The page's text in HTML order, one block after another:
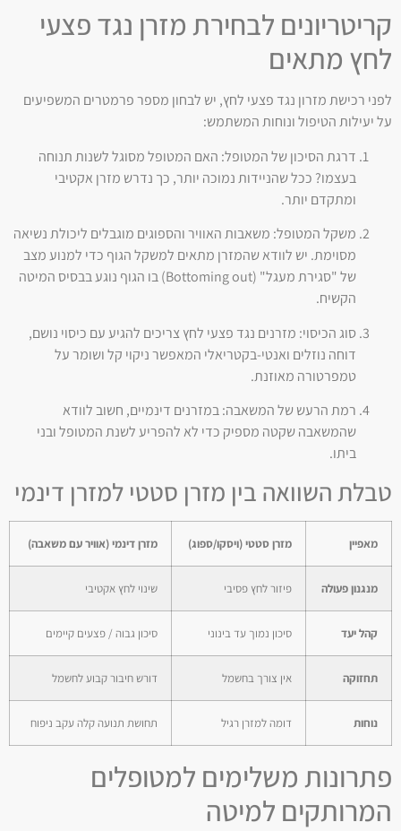
קריטריונים לבחירת מזרן נגד פצעי
לחץ מתאים
לפני רכישת מזרון נגד פצעי לחץ, יש לבחון מספר פרמטרים המשפיעים
על יעילות הטיפול ונוחות המשתמש:
דרגת הסיכון של המטופל: האם המטופל מסוגל לשנות תנוחה
בעצמו? ככל שהניידות נמוכה יותר, כך נדרש מזרן אקטיבי
ומתקדם יותר.
משקל המטופל: משאבות האוויר והספוגים מוגבלים ליכולת נשיאה
מסוימת. יש לוודא שהמזרן מתאים למשקל הגוף כדי למנוע מצב
של "סגירת מעגל" (Bottoming out) בו הגוף נוגע בבסיס המיטה
הקשיח.
סוג הכיסוי: מזרנים נגד פצעי לחץ צריכים להגיע עם כיסוי נושם,
דוחה נוזלים ואנטי-בקטריאלי המאפשר ניקוי קל ושומר על
טמפרטורה מאוזנת.
רמת הרעש של המשאבה: במזרנים דינמיים, חשוב לוודא
שהמשאבה שקטה מספיק כדי לא להפריע לשנת המטופל ובני
ביתו.
טבלת השוואה בין מזרן סטטי למזרן דינמי
מאפיין מזרן סטטי (ויסקו/ספוג) מזרן דינמי (אוויר עם משאבה)
מנגנון פעולה פיזור לחץ פסיבי שינוי לחץ אקטיבי
קהל יעד סיכון נמוך עד בינוני סיכון גבוה / פצעים קיימים
תחזוקה אין צורך בחשמל דורש חיבור קבוע לחשמל
נוחות דומה למזרן רגיל תחושת תנועה קלה עקב ניפוח
פתרונות משלימים למטופלים
המרותקים למיטה